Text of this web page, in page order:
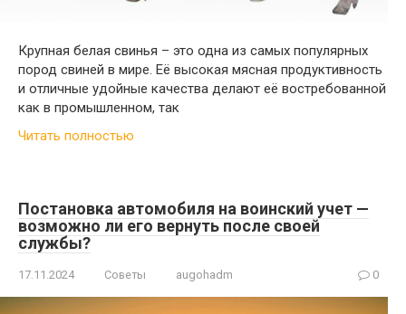
Крупная белая свинья – это одна из самых популярных
пород свиней в мире. Её высокая мясная продуктивность
и отличные удойные качества делают её востребованной
как в промышленном, так
Читать полностью
Постановка автомобиля на воинский учет —
возможно ли его вернуть после своей
службы?
17.11.2024 Советы augohadm 0